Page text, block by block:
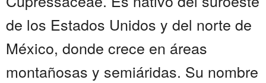
de los Estados Unidos y del norte de
México, donde crece en áreas
montañosas y semiáridas. Su nombre